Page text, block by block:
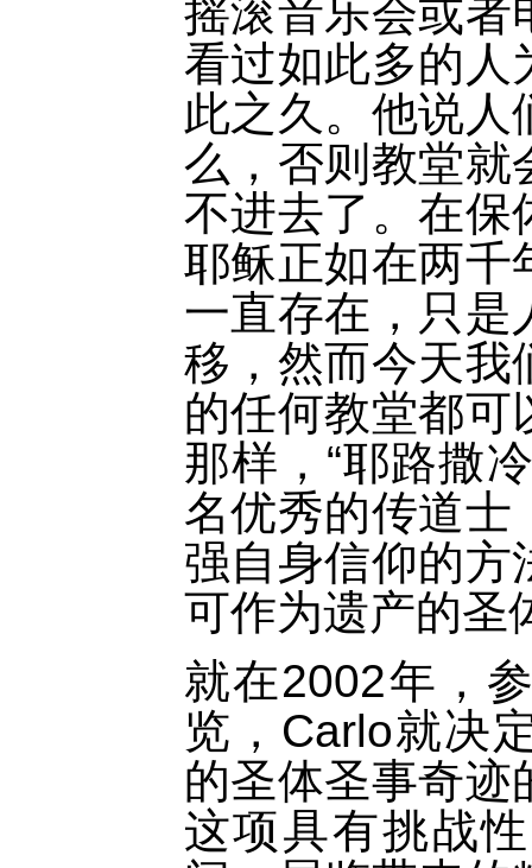
摇滚音乐会或者
看过如此多的人
此之久。他说人
么，否则教堂就
不进去了。在保
耶稣正如在两千
一直存在，只是
移，然而今天我
的任何教堂都可
那样，“耶路撒
名优秀的传道士
强自身信仰的方
可作为遗产的圣
就在2002年，
览，Carlo就决
的圣体圣事奇迹
这项具有挑战